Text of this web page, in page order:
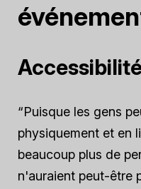
“Puisque les gens
physiquement et en
beaucoup plus de
n'auraient peut-être